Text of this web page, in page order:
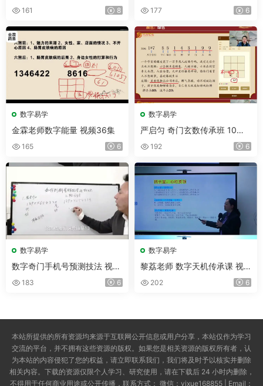
古神数课程 视频22集
161 8
9集177 6
数字易学
金霖老师数字能量 视频36集
165 6
数字易学
严启匀 奇门玄数传承班 10集
视频192 6
数字易学
数字奇门手机号预测技法 视频
教程21集
183 6
数字易学
黎荔老师 数字天机传承课 视
频5集
202 6
本站所提供的所有资源均来源于互联网公开信息或用户分享，本站仅作为学习
交流的平台，并不拥有这些资源的版权。如果您是相关资源的版权所有者，认
为本站的内容侵犯了您的权益，请立即联系我们，我们将及时予以核实并删除
相关内容。下载的资源仅限个人学习、研究使用，请在下载后 24 小时内删除，
不得用于任何商业用途或公开传播，联系方式： 微信：yixue168855 | Email：